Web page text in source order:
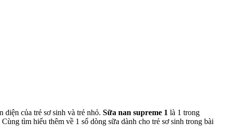
của trẻ sơ sinh và trẻ nhỏ. Sữa nan supreme 1 là 1 trong
tìm hiểu thêm về 1 số dòng sữa dành cho trẻ sơ sinh trong bài